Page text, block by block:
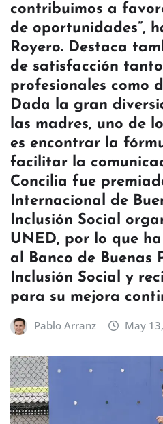
contribuimos a
de oportunidades”,
Royero. Destaca
de satisfacción
profesionales como
Dada la gran
las madres, uno de
es encontrar la
facilitar la
Concilia fue
Internacional de
Inclusión Social
UNED, por lo que
al Banco de Buenas
Inclusión Social y
para su mejora
Pablo Arranz May